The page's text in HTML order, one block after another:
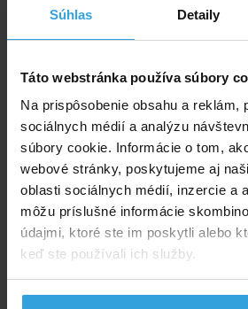
Súhlas Detaily
Táto webstránka používa súbory
Na prispôsobenie obsahu a reklám,
sociálnych médií a analýzu
súbory cookie. Informácie o tom,
webové stránky, poskytujeme aj
oblasti sociálnych médií, inzercie a
môžu príslušné informácie
údajmi, ktoré ste im poskytli alebo
keď ste používali ich služby.
7,29 EUR bez DPH
Spýtajte sa predavača
Podrobný popis
Podrobný popis
Spojka-ochrana pri napojení